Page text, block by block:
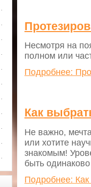
Несмотря на
полном или
Подробнее:
Как
Не важно,
или хотите
знакомым!
быть
Подробнее: